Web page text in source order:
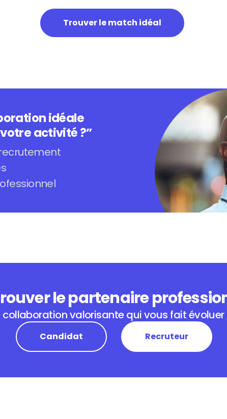
Trouver le match idéal
idéale
activité ?”
le partenaire
collaboration valorisante qui vous fait
Candidat Recruteur